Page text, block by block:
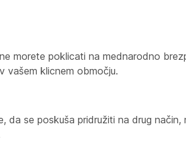
morete poklicati na mednarodno
vašem klicnem območju.
da se poskuša pridružiti na drug